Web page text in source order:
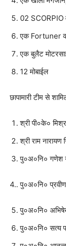
02 SCORPIO
एक Fortuner
एक बुलैट
12 मोबाईल
छापामारी टीम से
श्री पी०के०
श्री राम नारायण
पु०अ०नि० गणेश
4.. पु०अ०नि० प्रवीण
पु०अ०नि० अभिषेख
पु०अ०नि० सत्य